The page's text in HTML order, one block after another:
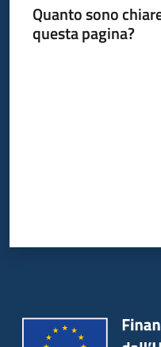
Quanto sono
questa pagina?